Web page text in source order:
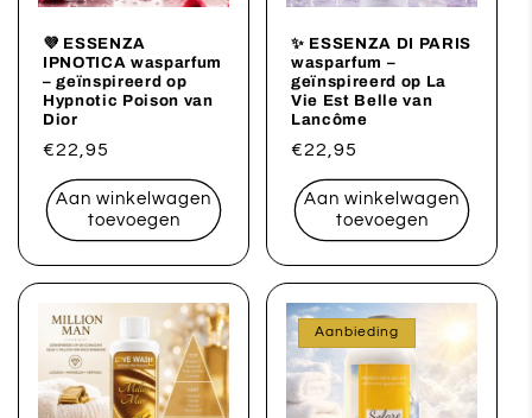
💜 ESSENZA
IPNOTICA wasparfum
– geïnspireerd op
Hypnotic Poison van
Dior
Normale
prijs
€22,95
Aan winkelwagen
toevoegen
✨ ESSENZA DI PARIS
wasparfum –
geïnspireerd op La
Vie Est Belle van
Lancôme
Normale
prijs
€22,95
Aan winkelwagen
toevoegen
Aanbieding